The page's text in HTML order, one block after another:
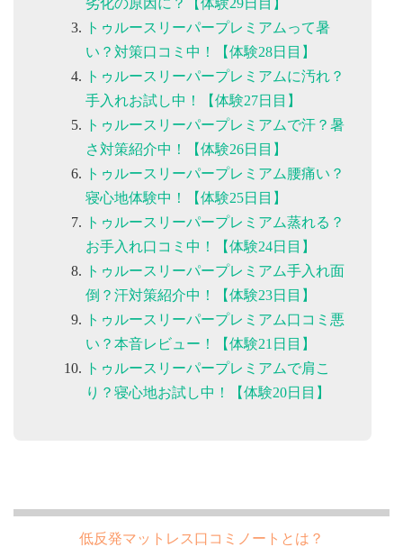
劣化の原因に？【体験29日目】
トゥルースリーパープレミアムって暑
い？対策口コミ中！【体験28日目】
トゥルースリーパープレミアムに汚れ？
手入れお試し中！【体験27日目】
トゥルースリーパープレミアムで汗？暑
さ対策紹介中！【体験26日目】
トゥルースリーパープレミアム腰痛い？
寝心地体験中！【体験25日目】
トゥルースリーパープレミアム蒸れる？
お手入れ口コミ中！【体験24日目】
トゥルースリーパープレミアム手入れ面
倒？汗対策紹介中！【体験23日目】
トゥルースリーパープレミアム口コミ悪
い？本音レビュー！【体験21日目】
トゥルースリーパープレミアムで肩こ
り？寝心地お試し中！【体験20日目】
低反発マットレス口コミノートとは？